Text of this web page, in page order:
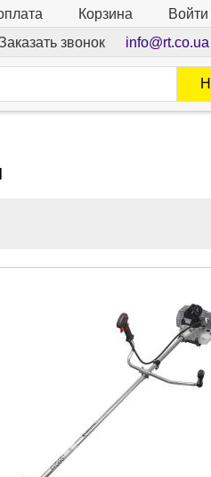
Корзина Войти
звонок info@rt.co.ua